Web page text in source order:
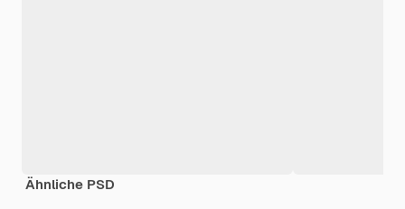
Ähnliche PSD